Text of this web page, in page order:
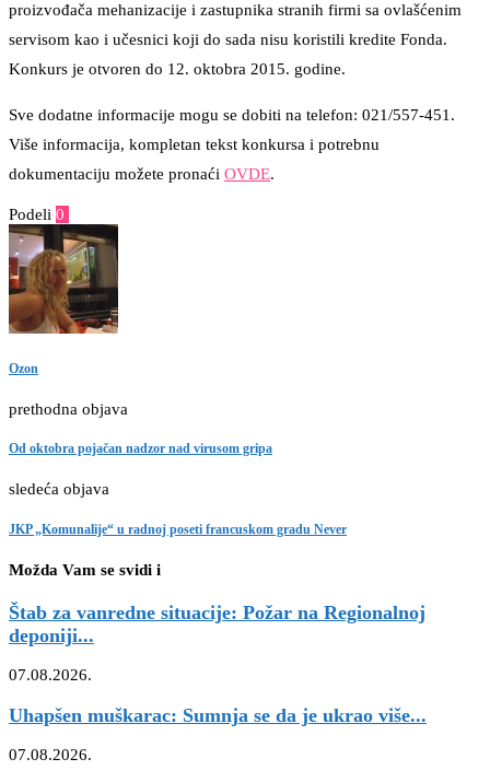
proizvođača mehanizacije i zastupnika stranih firmi sa ovlašćenim
servisom kao i učesnici koji do sada nisu koristili kredite Fonda.
Konkurs je otvoren do 12. oktobra 2015. godine.
Sve dodatne informacije mogu se dobiti na telefon: 021/557-451.
Više informacija, kompletan tekst konkursa i potrebnu
dokumentaciju možete pronaći OVDE.
Podeli 0
Ozon
prethodna objava
Od oktobra pojačan nadzor nad virusom gripa
sledeća objava
JKP „Komunalije“ u radnoj poseti francuskom gradu Never
Možda Vam se svidi i
Štab za vanredne situacije: Požar na Regionalnoj
deponiji...
07.08.2026.
Uhapšen muškarac: Sumnja se da je ukrao više...
07.08.2026.